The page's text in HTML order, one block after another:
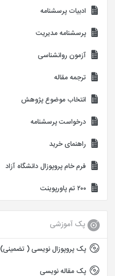
ادبیات پرسشنامه
پرسشنامه مدیریت
آزمون روانشناسی
ترجمه مقاله
انتخاب موضوع پژوهش
درخواست پرسشنامه
راهنمای خرید
فرم خام پروپوزال دانشگاه آزاد
۲۰۰ تم پاورپوینت
پک آموزشی
پک پروپوزال نویسی ( تضمینی)
پک مقاله نویسی